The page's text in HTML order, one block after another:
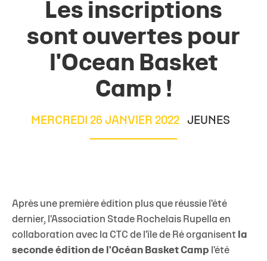
Les inscriptions
sont ouvertes pour
l'Ocean Basket
Camp !
MERCREDI 26 JANVIER 2022 JEUNES
Après une première édition plus que réussie l'été
dernier, l'Association Stade Rochelais Rupella en
collaboration avec la CTC de l'île de Ré organisent la
seconde édition de l'Océan Basket Camp l'été